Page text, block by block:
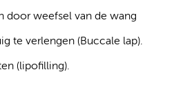
door weefsel van de wang
te verlengen (Buccale lap).
(lipofilling).